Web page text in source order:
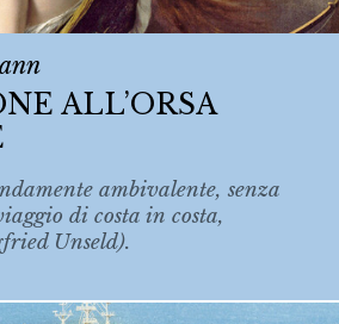
ALL’ORSA
ambivalente, senza
di costa in costa,
Unseld).